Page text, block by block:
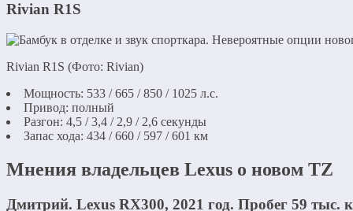
Rivian R1S
Rivian R1S (Фото: Rivian)
Мощность: 533 / 665 / 850 / 1025 л.с.
Привод: полный
Разгон: 4,5 / 3,4 / 2,9 / 2,6 секунды
Запас хода: 434 / 660 / 597 / 601 км
Мнения владельцев Lexus о новом TZ
Дмитрий. Lexus RX300, 2021 год. Пробег 59 тыс.